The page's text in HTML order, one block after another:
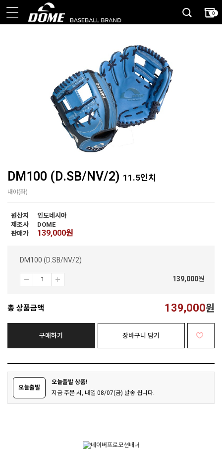
0
DM100 (D.SB/NV/2) 11.5인치
내야(좌)
원산지
인도네시아
제조사
DOME
판매가
139,000원
DM100 (D.SB/NV/2)
139,000원
총 상품금액 139,000원
구매하기 장바구니 담기
오늘출발
오늘출발 상품!
지금 주문 시, 내일 08/07(금) 발송 됩니다.